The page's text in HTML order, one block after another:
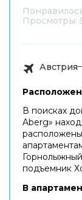
Просмотры:
Австрия
В поисках
Aberg»
подъемник
В